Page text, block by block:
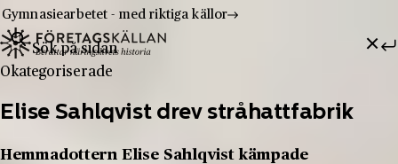
Hoppa till innehåll
Till innehåll
Gymnasiearbetet - med riktiga källor
Sök efter:
Okategoriserade
Elise Sahlqvist drev stråhattfabrik
Hemmadottern Elise Sahlqvist kämpade